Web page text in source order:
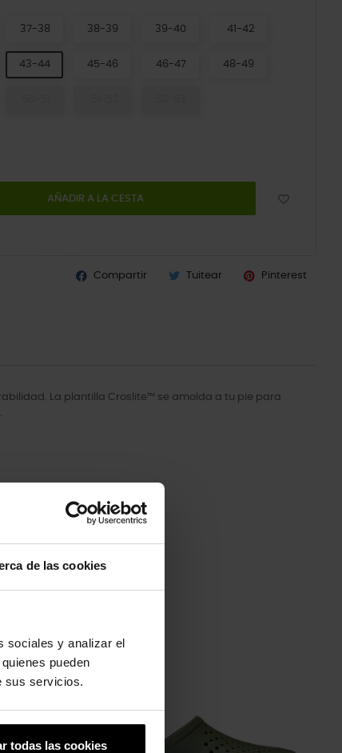
de las cookies
sociales y analizar el
pueden
sus servicios.
todas las cookies
37-38 38-39 39-40 41-42
43-44 45-46 46-47 48-49
AÑADIR A LA CESTA
Compartir Tuitear Pinterest
La plantilla Croslite™ se amolda a tu pie para